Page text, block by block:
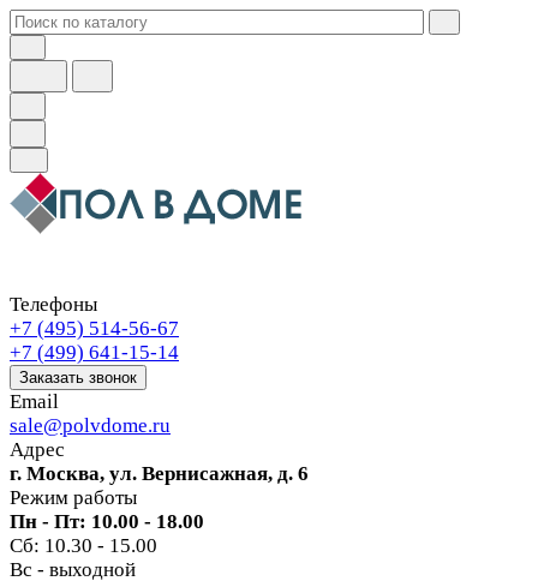
Телефоны
+7 (495) 514-56-67
+7 (499) 641-15-14
Заказать звонок
Email
sale@polvdome.ru
Адрес
г. Москва, ул. Вернисажная, д. 6
Режим работы
Пн - Пт: 10.00 - 18.00
Сб: 10.30 - 15.00
Вс - выходной